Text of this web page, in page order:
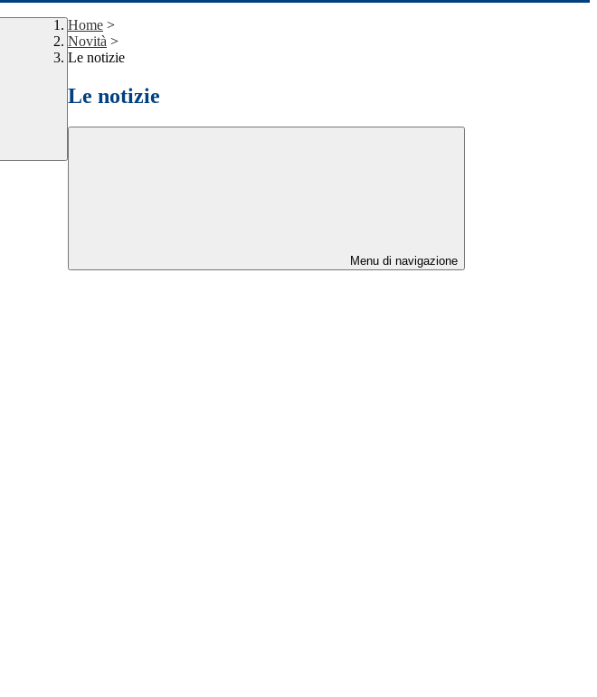
Home >
Novità >
Le notizie
Le notizie
Menu di navigazione